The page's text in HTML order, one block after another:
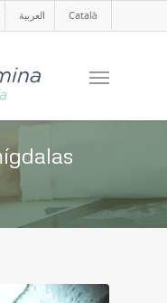
العربية Català